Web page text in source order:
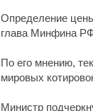
Определение
глава Минфина
По его мнению,
мировых
Министр